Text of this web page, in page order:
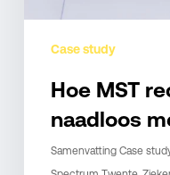
Case study
Hoe MST
naadloos
Samenvatting Case